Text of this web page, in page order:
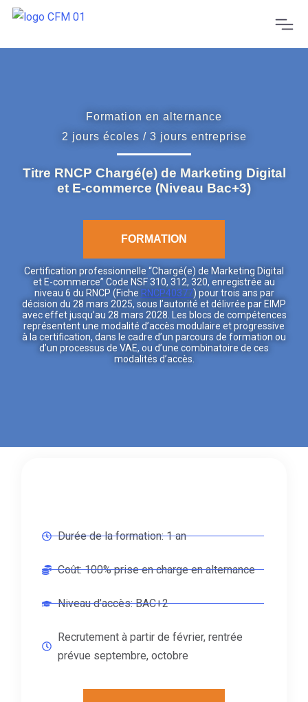
Formation en alternance
2 jours écoles / 3 jours entreprise
Titre RNCP Chargé(e) de Marketing Digital
et E-commerce (Niveau Bac+3)
FORMATION
Certification professionnelle “Chargé(e) de Marketing Digital
et E-commerce” Code NSF 310, 312, 320, enregistrée au
niveau 6 du RNCP (Fiche RNCP40377) pour trois ans par
décision du 28 mars 2025, sous l’autorité et délivrée par EIMP
avec effet jusqu’au 28 mars 2028. Les blocs de compétences
représentent une modalité d’accès modulaire et progressive
à la certification, dans le cadre d’un parcours de formation ou
d’un processus de VAE, ou d’une combinatoire de ces
modalités d’accès.
Durée de la formation: 1 an
Coût: 100% prise en charge en alternance
Niveau d’accès: BAC+2
Recrutement à partir de février, rentrée
prévue septembre, octobre